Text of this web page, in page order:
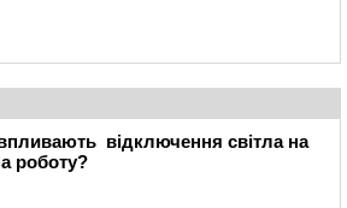
відключення світла на
роботу?